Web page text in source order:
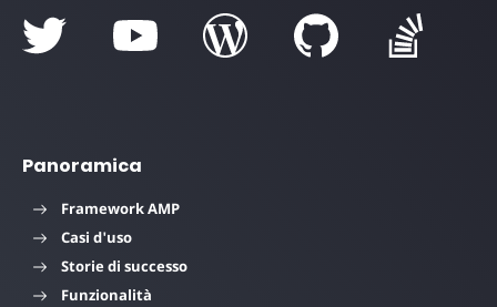
Panoramica
Framework AMP
Casi d'uso
Storie di successo
Funzionalità